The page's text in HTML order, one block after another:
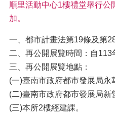
順里活動中心1樓禮堂舉行公
加。
一、都市計畫法第19條及第28
二、再公開展覽時間：自113
三、再公開展覽地點：
(一)臺南市政府都市發展局永
(二)臺南市政府都市發展局新
(三)本所2樓經建課。